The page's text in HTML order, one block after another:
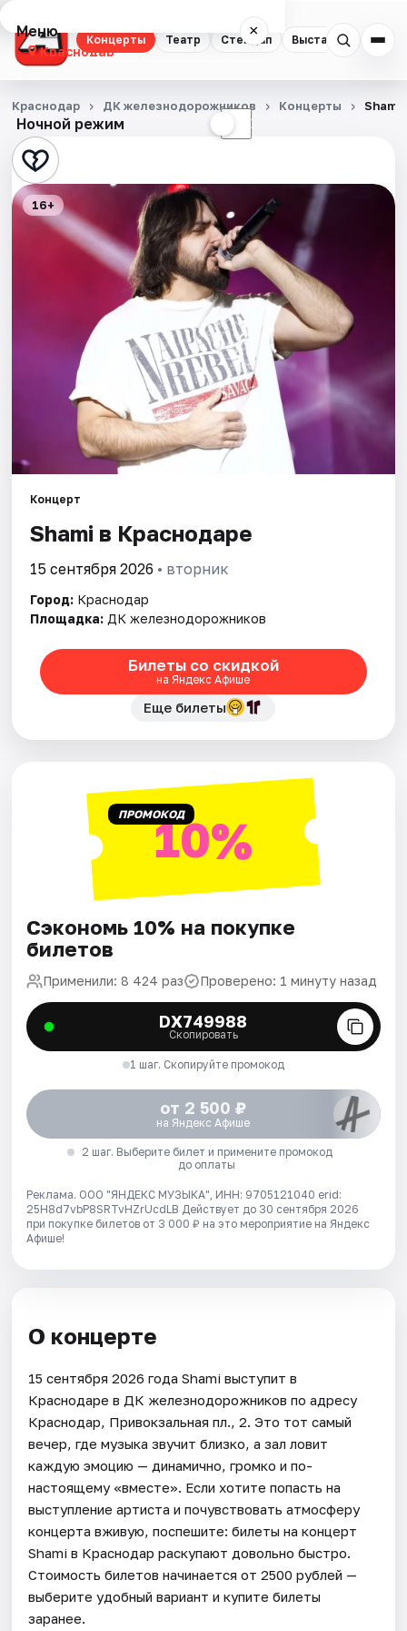
Концерты Театр Стендап Выставки
Меню ×
Краснодар
Концерты
Театр
Стендап
Выставки
События
Площадки
Артисты
Рейтинги
Ночной режим ☾
Краснодар ДК железнодорожников Концерты Shami
16+
Концерт
Shami в Краснодаре
15 сентября 2026 • вторник
Город: Краснодар
Площадка: ДК железнодорожников
Билеты со скидкой
на Яндекс Афише
Еще билеты
ПРОМОКОД10%
Сэкономь 10% на покупке
билетов
Применили: 8 424 раз Проверено: 1 минуту назад
DX749988
Скопировать
1 шаг. Скопируйте промокод
от 2 500 ₽
на Яндекс Афише
2 шаг. Выберите билет и примените промокод
до оплаты
Реклама. ООО "ЯНДЕКС МУЗЫКА", ИНН: 9705121040 erid:
25H8d7vbP8SRTvHZrUcdLB Действует до 30 сентября 2026
при покупке билетов от 3 000 ₽ на это мероприятие на Яндекс
Афише!
О концерте
15 сентября 2026 года Shami выступит в
Краснодаре в ДК железнодорожников по адресу
Краснодар, Привокзальная пл., 2. Это тот самый
вечер, где музыка звучит близко, а зал ловит
каждую эмоцию — динамично, громко и по-
настоящему «вместе». Если хотите попасть на
выступление артиста и почувствовать атмосферу
концерта вживую, поспешите: билеты на концерт
Shami в Краснодар раскупают довольно быстро.
Стоимость билетов начинается от 2500 рублей —
выберите удобный вариант и купите билеты
заранее.